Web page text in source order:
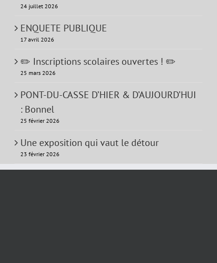
24 juillet 2026
ENQUETE PUBLIQUE
17 avril 2026
✏️ Inscriptions scolaires ouvertes ! ✏️
25 mars 2026
PONT-DU-CASSE D’HIER & D’AUJOURD’HUI
: Bonnel
25 février 2026
Une exposition qui vaut le détour
23 février 2026